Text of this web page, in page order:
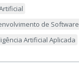
de Software
Artificial Aplicada